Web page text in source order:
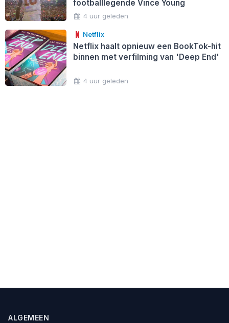
footballlegende Vince Young
4 uur geleden
Netflix
Netflix haalt opnieuw een BookTok-hit
binnen met verfilming van 'Deep End'
4 uur geleden
ALGEMEEN